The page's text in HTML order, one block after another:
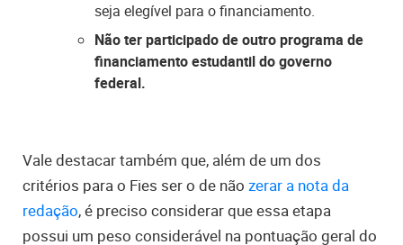
seja elegível para o financiamento.
Não ter participado de outro programa de
financiamento estudantil do governo
federal.
Vale destacar também que, além de um dos
critérios para o Fies ser o de nãozerar a nota da
redação, é preciso considerar que essa etapa
possui um peso considerável na pontuação geral do